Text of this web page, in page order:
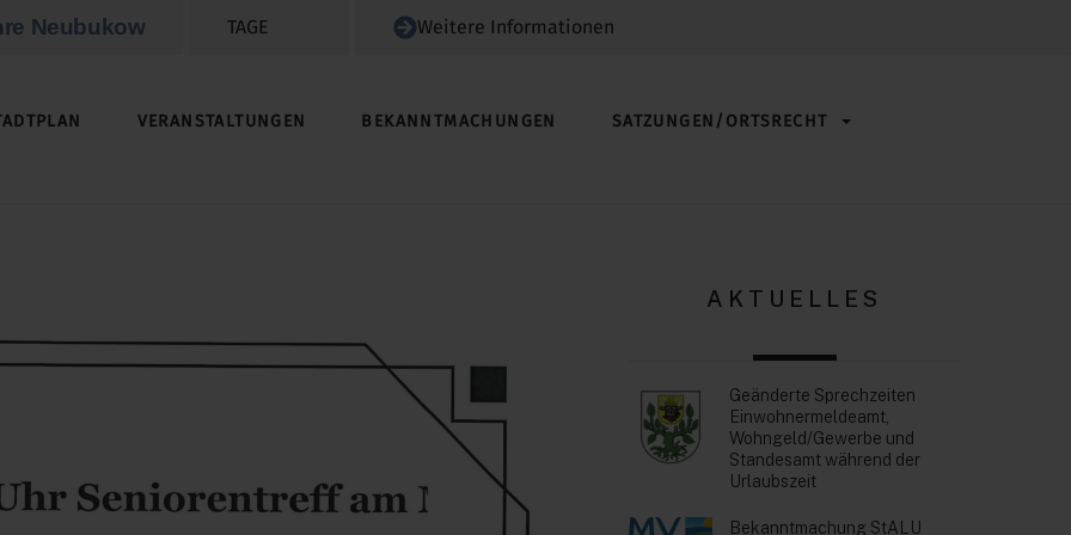
Neubukow TAGE Weitere Informationen
VERANSTALTUNGEN BEKANNTMACHUNGEN SATZUNGEN/ORTSRECHT
AKTUELLES
Geänderte Sprechzeiten
Einwohnermeldeamt,
Wohngeld/Gewerbe und
Standesamt während der
Urlaubszeit
Bekanntmachung StALU